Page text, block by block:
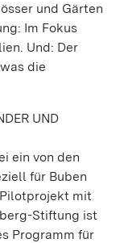
und Gärten
Im Fokus
Und: Der
die
UND
ein von den
für Buben
mit
Stiftung ist
Programm für